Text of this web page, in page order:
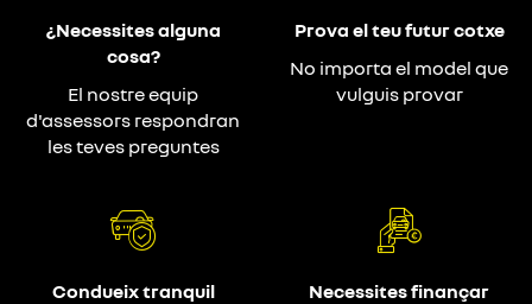
¿Necessites alguna
cosa?
El nostre equip
d'assessors respondran
les teves preguntes
Prova el teu futur cotxe
No importa el model que
vulguis provar
Condueix tranquil
Necessites finançar